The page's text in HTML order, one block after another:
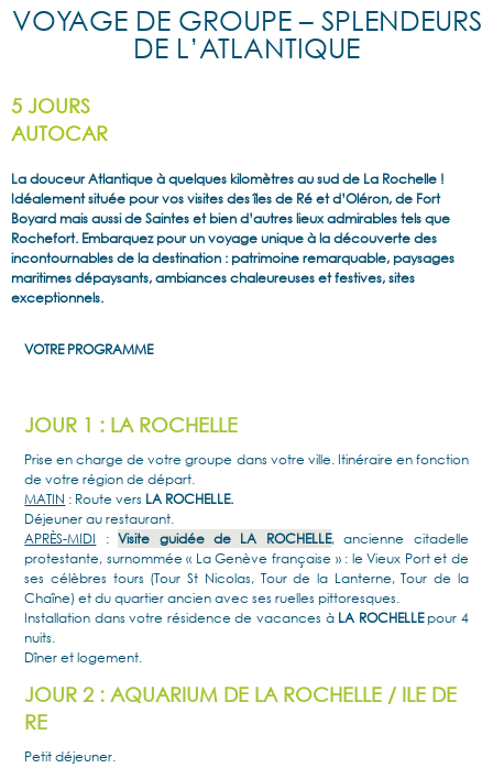
VOYAGE DE GROUPE – SPLENDEURS
DE L’ATLANTIQUE
5 JOURS
AUTOCAR
La douceur Atlantique à quelques kilomètres au sud de La Rochelle !
Idéalement située pour vos visites des îles de Ré et d’Oléron, de Fort
Boyard mais aussi de Saintes et bien d’autres lieux admirables tels que
Rochefort. Embarquez pour un voyage unique à la découverte des
incontournables de la destination : patrimoine remarquable, paysages
maritimes dépaysants, ambiances chaleureuses et festives, sites
exceptionnels.
VOTRE PROGRAMME
JOUR 1 : LA ROCHELLE
Prise en charge de votre groupe dans votre ville. Itinéraire en fonction
de votre région de départ.
MATIN : Route vers LA ROCHELLE.
Déjeuner au restaurant.
APRÈS-MIDI :Visite guidée de LA ROCHELLE, ancienne citadelle
protestante, surnommée « La Genève française » : le Vieux Port et de
ses célèbres tours (Tour St Nicolas, Tour de la Lanterne, Tour de la
Chaîne) et du quartier ancien avec ses ruelles pittoresques.
Installation dans votre résidence de vacances à LA ROCHELLEpour 4
nuits.
Dîner et logement.
JOUR 2 : AQUARIUM DE LA ROCHELLE / ILE DE
RE
Petit déjeuner.